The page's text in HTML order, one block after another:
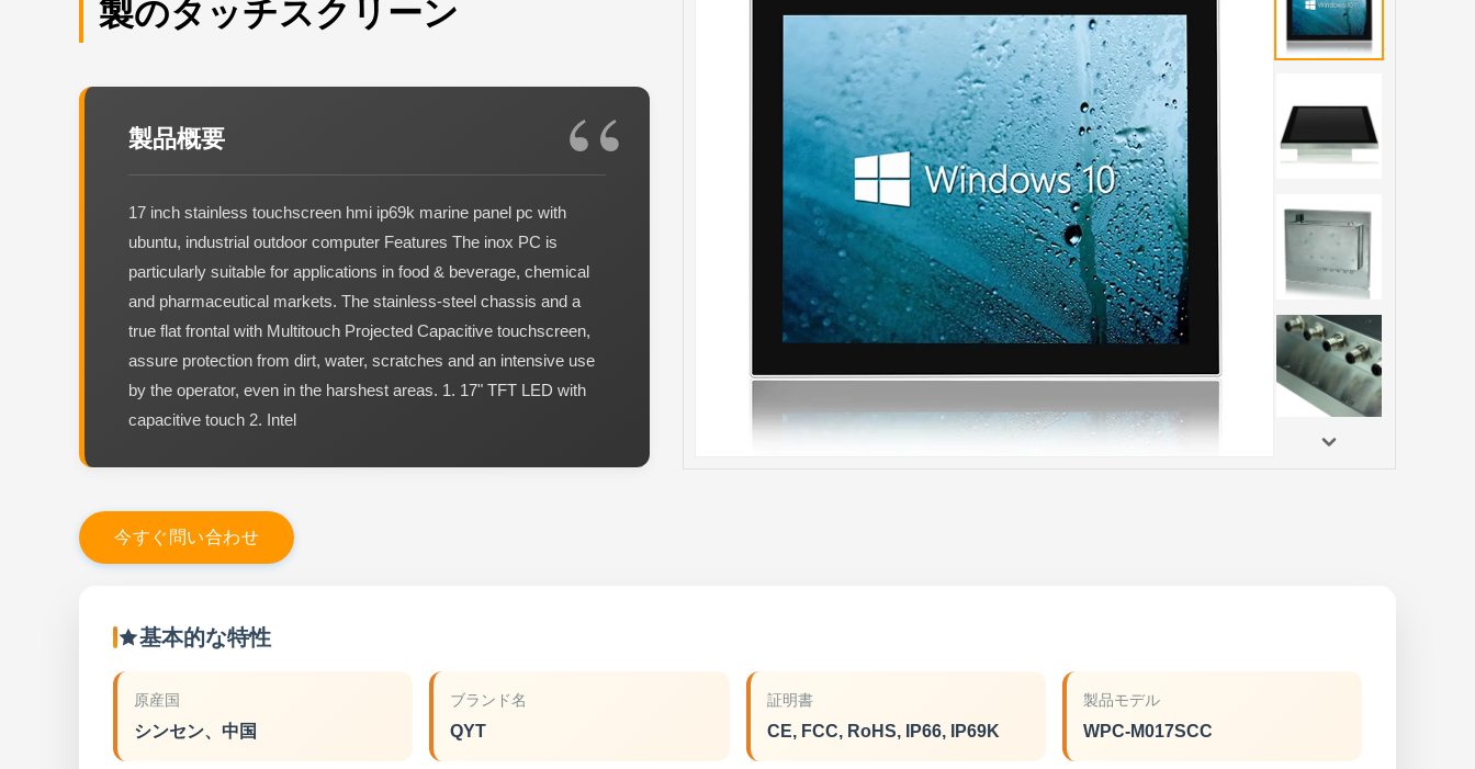
製のタッチスクリーン
製品概要
17 inch stainless touchscreen hmi ip69k marine panel pc with
ubuntu, industrial outdoor computer Features The inox PC is
particularly suitable for applications in food & beverage, chemical
and pharmaceutical markets. The stainless-steel chassis and a
true flat frontal with Multitouch Projected Capacitive touchscreen,
assure protection from dirt, water, scratches and an intensive use
by the operator, even in the harshest areas. 1. 17" TFT LED with
capacitive touch 2. Intel
今す ぐ 問い合わせ
基本的な特性
原産国
シンセン、中国
ブランド名
QYT
証明書
CE, FCC, RoHS, IP66, IP69K
製品モデル
WPC-M017SCC